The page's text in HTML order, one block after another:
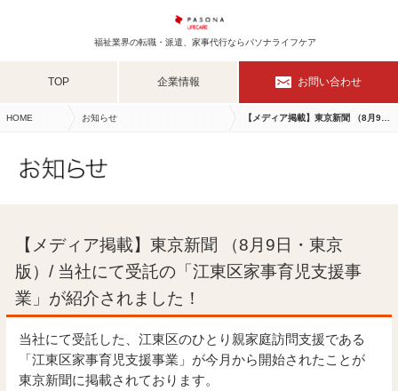
福祉業界の転職・派遣、家事代行ならパソナライフケア
TOP 企業情報 お問い合わせ
HOME お知らせ 【メディア掲載】東京新聞 （8月9日・東京版）/ 当社にて受託の「江東区家事育児支援事業」が紹介されました！
【メディア掲載】東京新聞 （8月9日・東京
版）/ 当社にて受託の「江東区家事育児支援事
業」が紹介されました！
当社にて受託した、江東区のひとり親家庭訪問支援である
「江東区家事育児支援事業」が今月から開始されたことが
東京新聞に掲載されております。